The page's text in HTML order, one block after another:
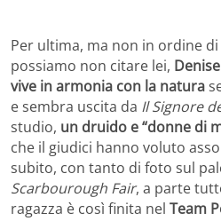
Per ultima, ma non in ordine
possiamo non citare lei,
vive in armonia con la natura
e sembra uscita da Il Signore
studio, un druido e “donne di
che il giudici hanno voluto
subito, con tanto di foto sul
Scarbourough Fair, a parte
ragazza è così finita nel Team